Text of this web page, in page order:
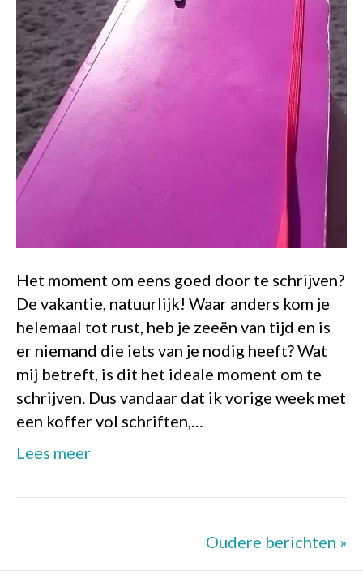
Het moment om eens goed door te schrijven?
De vakantie, natuurlijk! Waar anders kom je
helemaal tot rust, heb je zeeën van tijd en is
er niemand die iets van je nodig heeft? Wat
mij betreft, is dit het ideale moment om te
schrijven. Dus vandaar dat ik vorige week met
een koffer vol schriften,…
Lees meer
Oudere berichten »